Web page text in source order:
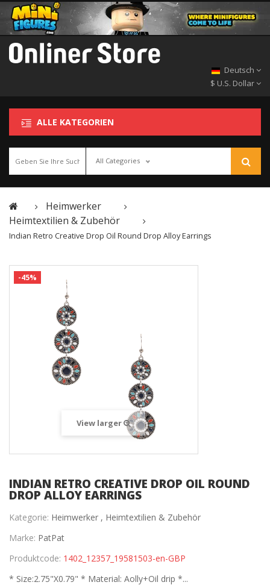
Deutsch
$ U.S. Dollar
ALLE KATEGORIEN
All Categories
Heimwerker
Heimtextilien & Zubehör
Indian Retro Creative Drop Oil Round Drop Alloy Earrings
-45%
View larger
INDIAN RETRO CREATIVE DROP OIL ROUND
DROP ALLOY EARRINGS
Kategorie: Heimwerker , Heimtextilien & Zubehör
Marke: PatPat
Produktcode: 1402_12357_19581503-en-GBP
* Size:2.75"X0.79" * Material: Aolly+Oil drip *...